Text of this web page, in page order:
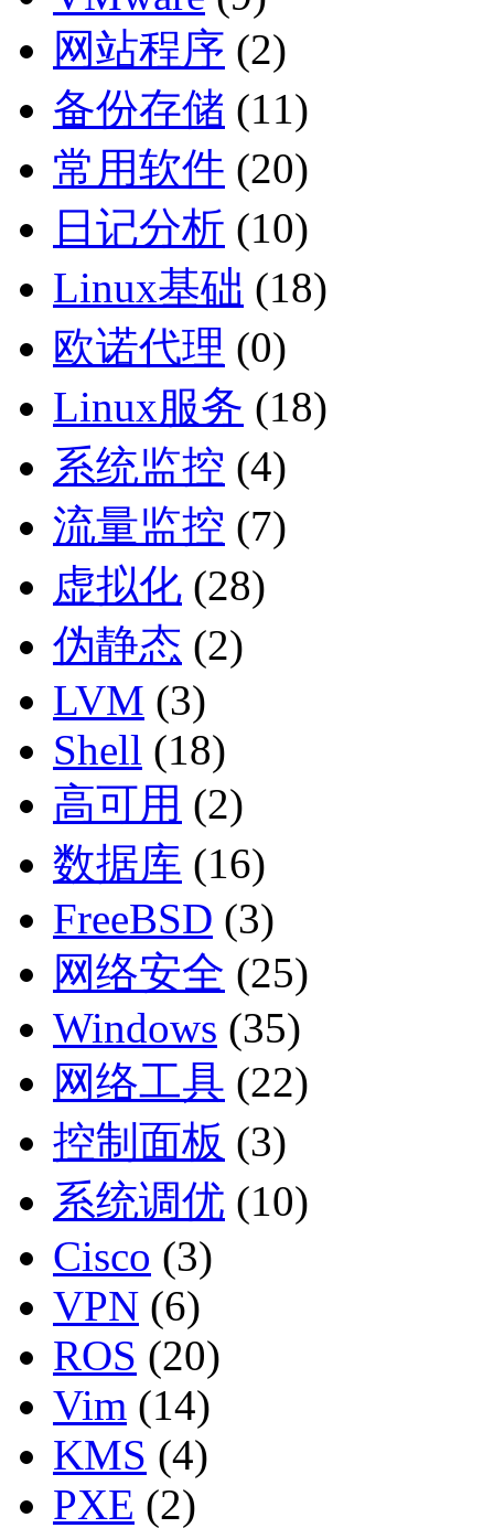
网站程序 (2)
备份存储 (11)
常用软件 (20)
日记分析 (10)
Linux基础 (18)
欧诺代理 (0)
Linux服务 (18)
系统监控 (4)
流量监控 (7)
虚拟化 (28)
伪静态 (2)
LVM (3)
Shell (18)
高可用 (2)
数据库 (16)
FreeBSD (3)
网络安全 (25)
Windows (35)
网络工具 (22)
控制面板 (3)
系统调优 (10)
Cisco (3)
VPN (6)
ROS (20)
Vim (14)
KMS (4)
PXE (2)